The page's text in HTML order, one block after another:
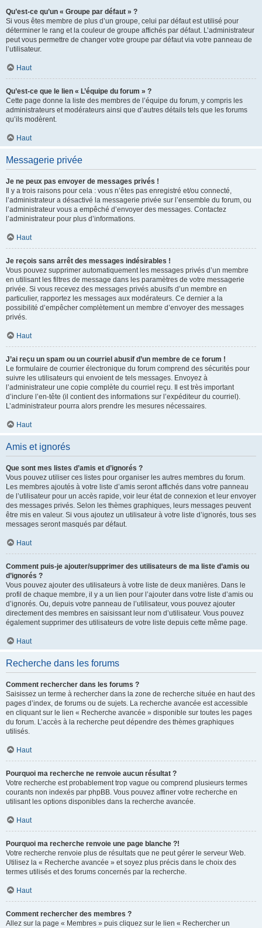
Qu’est-ce qu’un « Groupe par défaut » ?
Si vous êtes membre de plus d’un groupe, celui par défaut est utilisé pour
déterminer le rang et la couleur de groupe affichés par défaut. L’administrateur
peut vous permettre de changer votre groupe par défaut via votre panneau de
l’utilisateur.
Haut
Qu’est-ce que le lien « L’équipe du forum » ?
Cette page donne la liste des membres de l’équipe du forum, y compris les
administrateurs et modérateurs ainsi que d’autres détails tels que les forums
qu’ils modèrent.
Haut
Messagerie privée
Je ne peux pas envoyer de messages privés !
Il y a trois raisons pour cela : vous n’êtes pas enregistré et/ou connecté,
l’administrateur a désactivé la messagerie privée sur l’ensemble du forum, ou
l’administrateur vous a empêché d’envoyer des messages. Contactez
l’administrateur pour plus d’informations.
Haut
Je reçois sans arrêt des messages indésirables !
Vous pouvez supprimer automatiquement les messages privés d’un membre
en utilisant les filtres de message dans les paramètres de votre messagerie
privée. Si vous recevez des messages privés abusifs d’un membre en
particulier, rapportez les messages aux modérateurs. Ce dernier a la
possibilité d’empêcher complètement un membre d’envoyer des messages
privés.
Haut
J’ai reçu un spam ou un courriel abusif d’un membre de ce forum !
Le formulaire de courrier électronique du forum comprend des sécurités pour
suivre les utilisateurs qui envoient de tels messages. Envoyez à
l’administrateur une copie complète du courriel reçu. Il est très important
d’inclure l’en-tête (il contient des informations sur l’expéditeur du courriel).
L’administrateur pourra alors prendre les mesures nécessaires.
Haut
Amis et ignorés
Que sont mes listes d’amis et d’ignorés ?
Vous pouvez utiliser ces listes pour organiser les autres membres du forum.
Les membres ajoutés à votre liste d’amis seront affichés dans votre panneau
de l’utilisateur pour un accès rapide, voir leur état de connexion et leur envoyer
des messages privés. Selon les thèmes graphiques, leurs messages peuvent
être mis en valeur. Si vous ajoutez un utilisateur à votre liste d’ignorés, tous ses
messages seront masqués par défaut.
Haut
Comment puis-je ajouter/supprimer des utilisateurs de ma liste d’amis ou
d’ignorés ?
Vous pouvez ajouter des utilisateurs à votre liste de deux manières. Dans le
profil de chaque membre, il y a un lien pour l’ajouter dans votre liste d’amis ou
d’ignorés. Ou, depuis votre panneau de l’utilisateur, vous pouvez ajouter
directement des membres en saisissant leur nom d’utilisateur. Vous pouvez
également supprimer des utilisateurs de votre liste depuis cette même page.
Haut
Recherche dans les forums
Comment rechercher dans les forums ?
Saisissez un terme à rechercher dans la zone de recherche située en haut des
pages d’index, de forums ou de sujets. La recherche avancée est accessible
en cliquant sur le lien « Recherche avancée » disponible sur toutes les pages
du forum. L’accès à la recherche peut dépendre des thèmes graphiques
utilisés.
Haut
Pourquoi ma recherche ne renvoie aucun résultat ?
Votre recherche est probablement trop vague ou comprend plusieurs termes
courants non indexés par phpBB. Vous pouvez affiner votre recherche en
utilisant les options disponibles dans la recherche avancée.
Haut
Pourquoi ma recherche renvoie une page blanche ?!
Votre recherche renvoie plus de résultats que ne peut gérer le serveur Web.
Utilisez la « Recherche avancée » et soyez plus précis dans le choix des
termes utilisés et des forums concernés par la recherche.
Haut
Comment rechercher des membres ?
Allez sur la page « Membres » puis cliquez sur le lien « Rechercher un